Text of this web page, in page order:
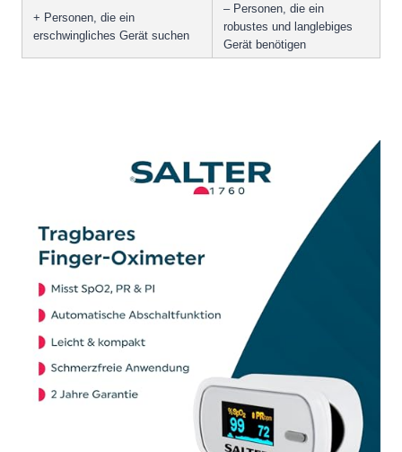
+ Personen, die ein
erschwingliches Gerät suchen
– Personen, die ein
robustes und langlebiges
Gerät benötigen